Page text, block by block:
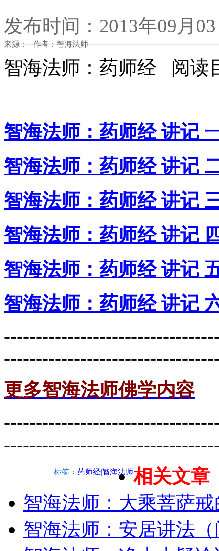
发布时间：2013年09月
来源： 作者：智海法师
智海法师：药师经 阅读
智海法师：药师经 讲记
智海法师：药师经 讲记
智海法师：药师经 讲记
智海法师：药师经 讲记
智海法师：药师经 讲记
智海法师：药师经 讲记
更多智海法师佛学内容
标签： 药师经|智海法师相关文章
智海法师：大乘菩萨
智海法师：安居讲法